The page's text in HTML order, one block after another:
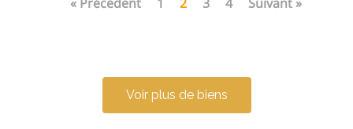
Voir plus de biens